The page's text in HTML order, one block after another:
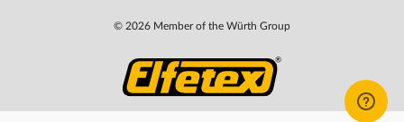
© 2026 Member of the Würth Group